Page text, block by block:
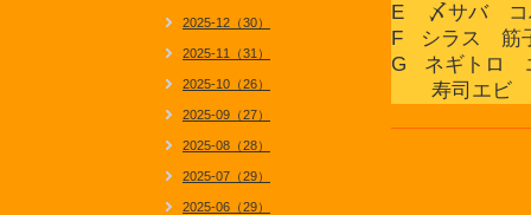
E 〆サバ コ
F シラス 筋
G ネギトロ
寿司エビ
2025-12（30）
2025-11（31）
2025-10（26）
2025-09（27）
2025-08（28）
2025-07（29）
2025-06（29）